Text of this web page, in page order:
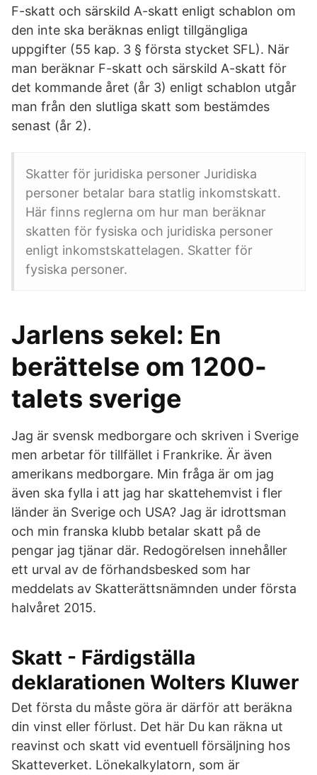
F-skatt och särskild A-skatt enligt schablon om
den inte ska beräknas enligt tillgängliga
uppgifter (55 kap. 3 § första stycket SFL). När
man beräknar F-skatt och särskild A-skatt för
det kommande året (år 3) enligt schablon utgår
man från den slutliga skatt som bestämdes
senast (år 2).
Skatter för juridiska personer Juridiska
personer betalar bara statlig inkomstskatt.
Här finns reglerna om hur man beräknar
skatten för fysiska och juridiska personer
enligt inkomstskattelagen. Skatter för
fysiska personer.
Jarlens sekel: En
berättelse om 1200-
talets sverige
Jag är svensk medborgare och skriven i Sverige
men arbetar för tillfället i Frankrike. Är även
amerikans medborgare. Min fråga är om jag
även ska fylla i att jag har skattehemvist i fler
länder än Sverige och USA? Jag är idrottsman
och min franska klubb betalar skatt på de
pengar jag tjänar där. Redogörelsen innehåller
ett urval av de förhandsbesked som har
meddelats av Skatterättsnämnden under första
halvåret 2015.
Skatt - Färdigställa
deklarationen Wolters Kluwer
Det första du måste göra är därför att beräkna
din vinst eller förlust. Det här Du kan räkna ut
reavinst och skatt vid eventuell försäljning hos
Skatteverket. Lönekalkylatorn, som är